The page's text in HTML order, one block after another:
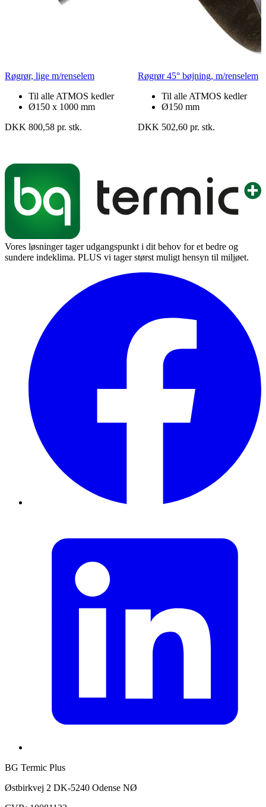
Røgrør, lige m/renselem
Til alle ATMOS kedler
Ø150 x 1000 mm
DKK 800,58 pr. stk.
Røgrør 45° bøjning, m/renselem
Til alle ATMOS kedler
Ø150 mm
DKK 502,60 pr. stk.
Vores løsninger tager udgangspunkt i dit behov for et bedre og
sundere indeklima. PLUS vi tager størst muligt hensyn til miljøet.
BG Termic Plus
Østbirkvej 2 DK-5240 Odense NØ